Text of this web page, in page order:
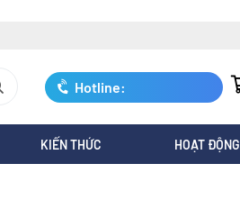
Hotline:
0247.3088.845
KIẾN THỨC HOẠT ĐỘNG